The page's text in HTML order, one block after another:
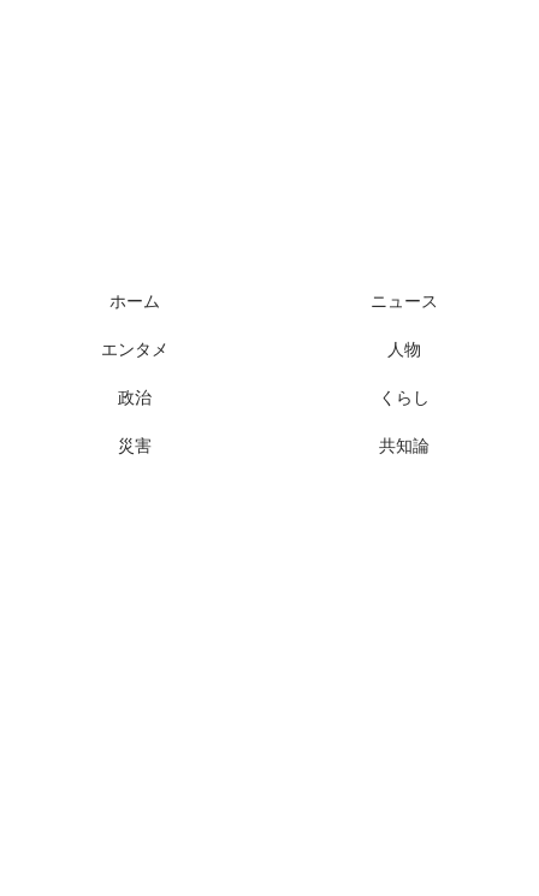
ホーム ニュース
エンタメ 人物
政治 くらし
災害 共知論